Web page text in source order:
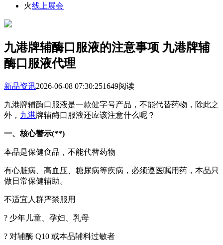
火线上展会
九港牌辅酶口服液的注意事项 九港牌辅
酶口服液代理
新品资讯2026-06-08 07:30:251649阅读
九港牌辅酶口服液是一款健字号产品，不能代替药物，除此之
外， 九港牌辅酶口服液还应该注意什么呢？
一、核心警示(**)
本品是保健食品，不能代替药物
有心脏病、高血压、糖尿病等疾病，必须遵医嘱用药，本品只
做日常保健辅助。
不适宜人群严禁服用
? 少年儿童、孕妇、乳母
? 对辅酶 Q10 或本品辅料过敏者